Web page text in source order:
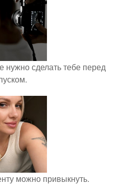
нужно сделать тебе перед
можно привыкнуть.